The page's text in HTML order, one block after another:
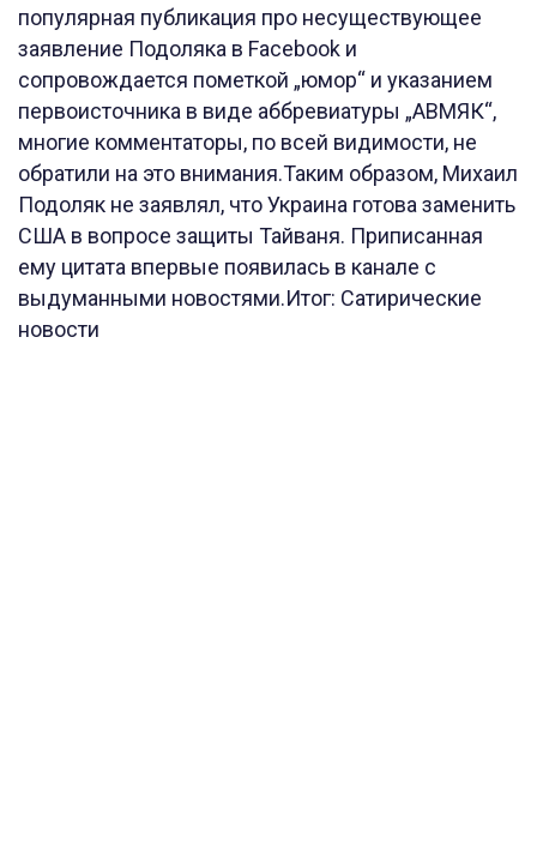
популярная публикация про несуществующее
заявление Подоляка в Facebook и
сопровождается пометкой „юмор“ и указанием
первоисточника в виде аббревиатуры „АВМЯК“,
многие комментаторы, по всей видимости, не
обратили на это внимания.Таким образом, Михаил
Подоляк не заявлял, что Украина готова заменить
США в вопросе защиты Тайваня. Приписанная
ему цитата впервые появилась в канале с
выдуманными новостями.Итог: Сатирические
новости